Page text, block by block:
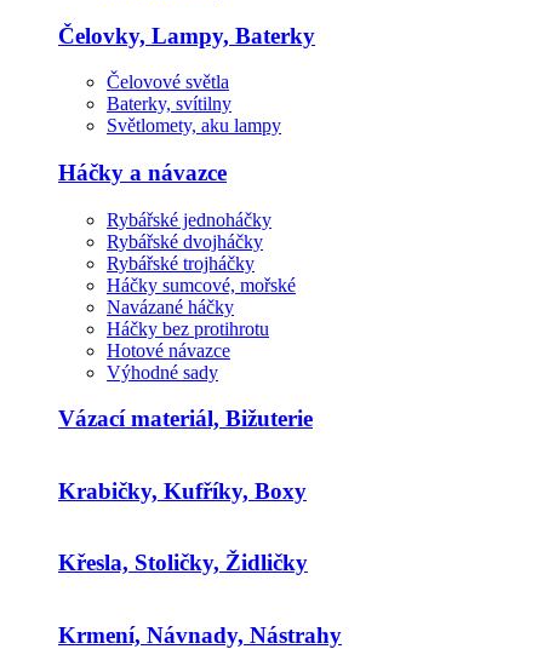
Čelovky, Lampy, Baterky
Čelovové světla
Baterky, svítilny
Světlomety, aku lampy
Háčky a návazce
Rybářské jednoháčky
Rybářské dvojháčky
Rybářské trojháčky
Háčky sumcové, mořské
Navázané háčky
Háčky bez protihrotu
Hotové návazce
Výhodné sady
Vázací materiál, Bižuterie
Krabičky, Kufříky, Boxy
Křesla, Stoličky, Židličky
Krmení, Návnady, Nástrahy